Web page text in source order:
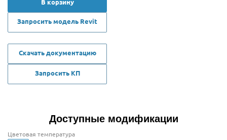
В корзину
Запросить модель Revit
Скачать документацию
Запросить КП
Доступные модификации
Цветовая температура